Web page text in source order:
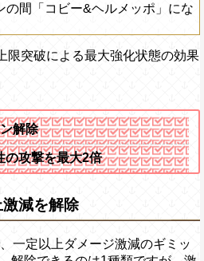
の間「コビー&ヘルメッポ」にな
限突破による最大強化状態の効果
解除
の攻撃を最大2倍
減を解除
一定以上ダメージ激減のギミッ